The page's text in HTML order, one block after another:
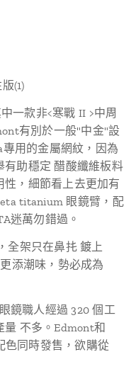
(1)
一款非<寒戰 II >中周
有別於一般"中金"設
用的金屬網紋，因為
助穩定 醋酸纖維板料
性，細節看上去更加有
titanium 眼鏡臂，配
迷萬勿錯過。
全架只在鼻扥 鍍上
添潮味，勢必成為
鏡職人經過 320 個工
量 不多。Edmont和
色同時發售，欲購從